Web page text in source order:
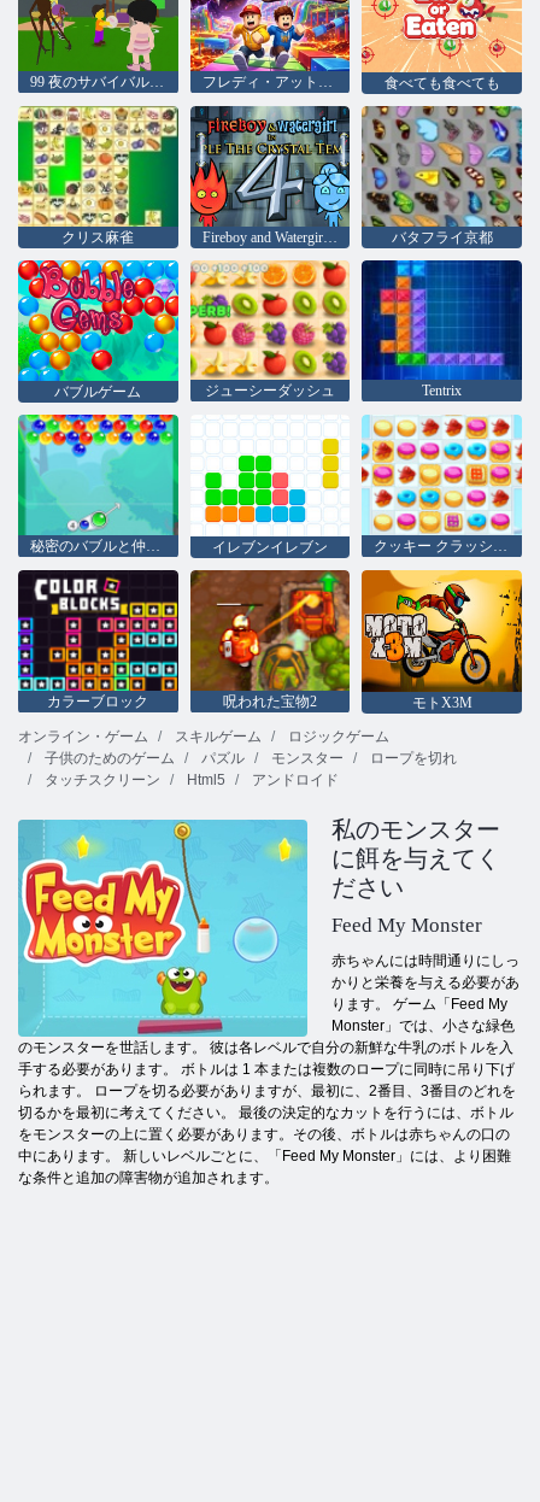
食べても食べても
クリス麻雀 Fireboy and Watergirl 4：クリスタル寺院 バタフライ京都
バブルゲーム ジューシーダッシュ Tentrix
秘密のバブルと仲間たち イレブンイレブン クッキー クラッシュ 2
カラーブロック 呪われた宝物2
モトX3M
オンライン・ゲーム
スキルゲーム
ロジックゲーム
子供のためのゲーム
パズル モンスター
ロープを切れ
タッチスクリーン
Html5 アンドロイド
私のモンスター
に餌を与えてく
ださい
Feed My Monster
赤ちゃんには時間通りにしっ
かりと栄養を与える必要があ
ります。 ゲーム「Feed My
Monster」では、小さな緑色
のモンスターを世話します。 彼は各レベルで自分の新鮮な牛乳のボトルを入
手する必要があります。 ボトルは 1 本または複数のロープに同時に吊り下げ
られます。 ロープを切る必要がありますが、最初に、2番目、3番目のどれを
切るかを最初に考えてください。 最後の決定的なカットを行うには、ボトル
をモンスターの上に置く必要があります。その後、ボトルは赤ちゃんの口の
中にあります。 新しいレベルごとに、「Feed My Monster」には、より困難
な条件と追加の障害物が追加されます。